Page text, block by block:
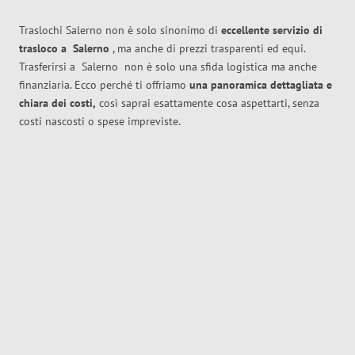
Traslochi Salerno non è solo sinonimo di eccellente servizio di
trasloco a Salerno , ma anche di prezzi trasparenti ed equi.
Trasferirsi a Salerno non è solo una sfida logistica ma anche
finanziaria. Ecco perché ti offriamo una panoramica dettagliata e
chiara dei costi, così saprai esattamente cosa aspettarti, senza
costi nascosti o spese impreviste.